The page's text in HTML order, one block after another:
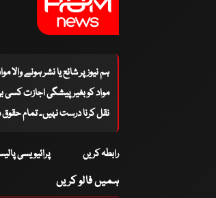
ہم نیوز پر شائع یا نشر ہونے
مواد کو بغیر پیشگی اجازت
نقل کرنا درست نہیں۔ تمام حقوق
رابطہ کریں پرائیویسی
ہمیں فالو کریں